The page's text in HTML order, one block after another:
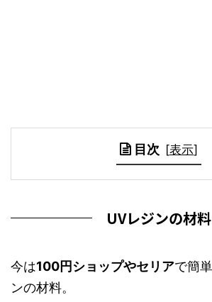
目次 [表示]
UVレジンの材料
今は100円ショップやセリアで簡
ンの材料。